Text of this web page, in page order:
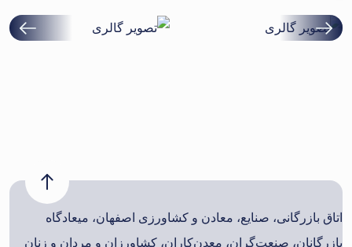
اتاق بازرگانی، صنایع، معادن و کشاورزی اصفهان، میعادگاه
بازرگانان، صنعت‌گران، معدن‌کاران، کشاورزان و مردان و زنان